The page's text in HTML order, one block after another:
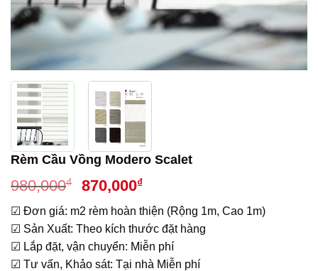
Rèm Cầu Vồng Modero Scalet
980,000₫
Giá
gốc
là:
980,000₫.
870,000₫Giá
hiện
tại
là:
870,000₫.
☑ Đơn giá: m2 rèm hoàn thiện (Rộng 1m, Cao 1m)
☑ Sản Xuất: Theo kích thước đặt hàng
☑ Lắp đặt, vận chuyển: Miễn phí
☑ Tư vấn, Khảo sát: Tại nhà Miễn phí